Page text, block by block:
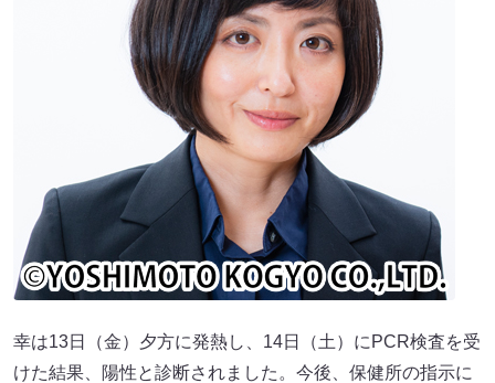
幸は13日（金）夕方に発熱し、14日（土）にPCR検査を受
けた結果、陽性と診断されました。今後、保健所の指示に